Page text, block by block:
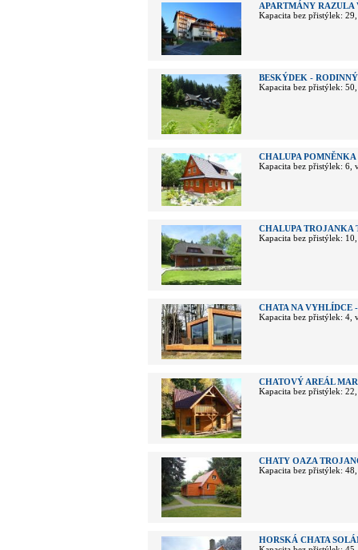
APARTMÁNY
Kapacita bez přistýlek:
BESKÝDEK -
Kapacita bez přistýlek:
CHALUPA
Kapacita bez přistýlek: 6,
CHALUPA TROJANKA
Kapacita bez přistýlek:
CHATA NA VYHLÍDCE
Kapacita bez přistýlek: 4,
CHATOVÝ AREÁL
Kapacita bez přistýlek:
CHATY OAZA
Kapacita bez přistýlek:
HORSKÁ CHATA